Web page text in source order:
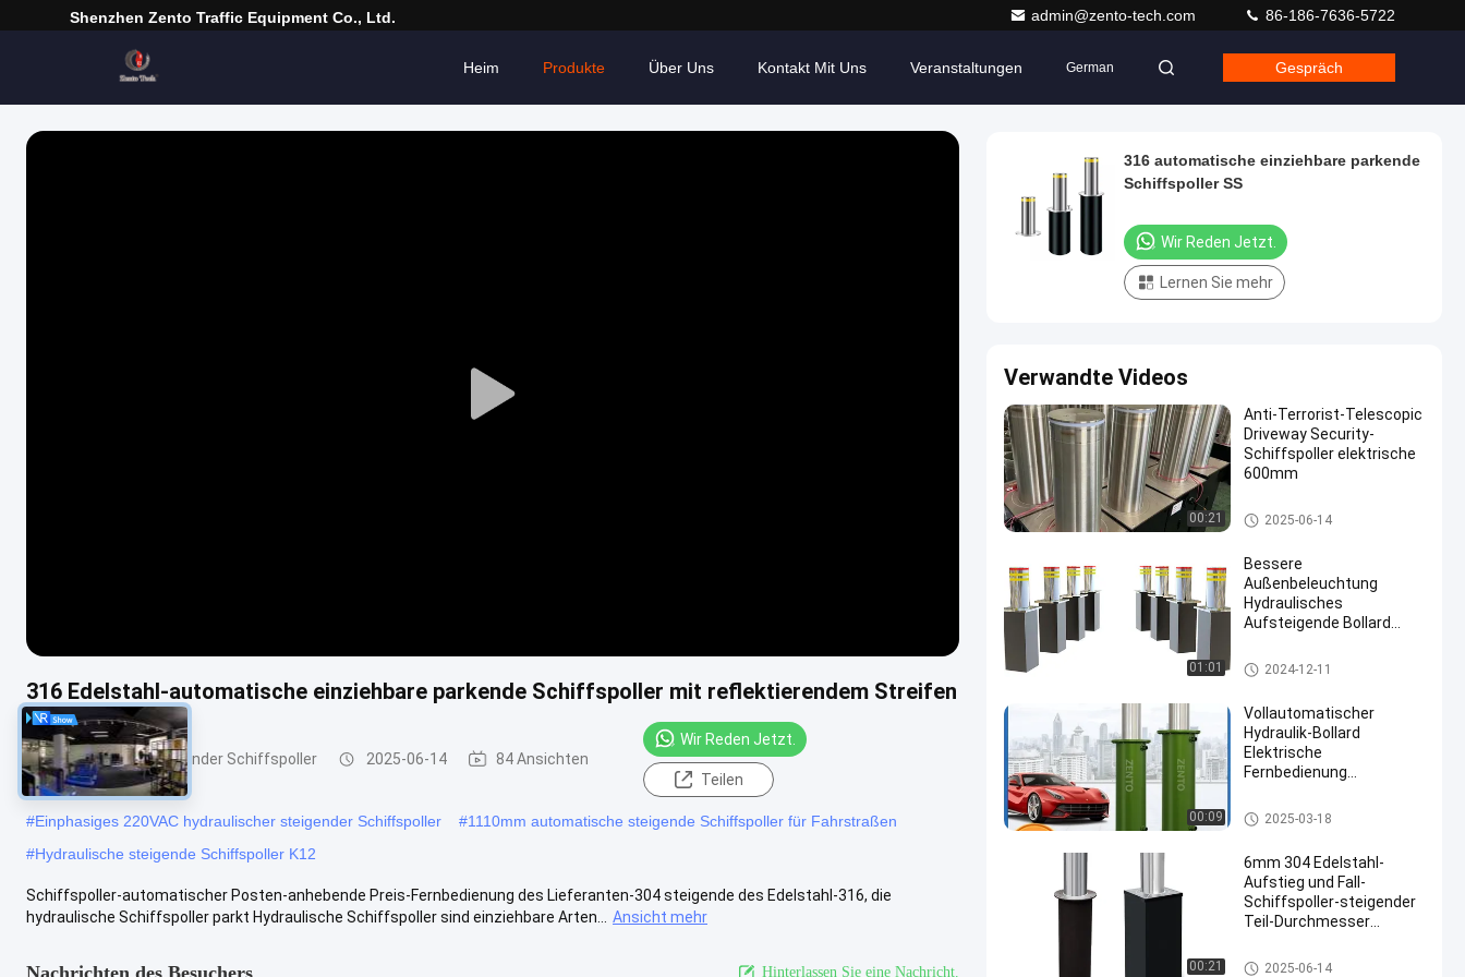
Shenzhen Zento Traffic Equipment Co., Ltd. admin@zento-tech.com 86-186-7636-5722
Heim Produkte Über Uns Kontakt Mit Uns Veranstaltungen German Gespräch
Play
316 Edelstahl-automatische einziehbare parkende Schiffspoller mit reflektierendem Streifen
Hydraulischer steigender Schiffspoller 2025-06-14 84 Ansichten
Wir Reden Jetzt.
Teilen
#Einphasiges 220VAC hydraulischer steigender Schiffspoller #1110mm automatische steigende Schiffspoller für Fahrstraßen
#Hydraulische steigende Schiffspoller K12
Schiffspoller-automatischer Posten-anhebende Preis-Fernbedienung des Lieferanten-304 steigende des Edelstahl-316, die
hydraulische Schiffspoller parkt Hydraulische Schiffspoller sind einziehbare Arten...
Ansicht mehr
Nachrichten des Besuchers Hinterlassen Sie eine Nachricht.
316 automatische einziehbare parkende
Schiffspoller SS
Wir Reden Jetzt.
Lernen Sie mehr
Verwandte Videos
00:21
Anti-Terrorist-Telescopic
Driveway Security-
Schiffspoller elektrische
600mm
Hydraulischer steigender Schif
fspoller
2025-06-14
01:01
Bessere
Außenbeleuchtung
Hydraulisches
Aufsteigende Bollard
Klassiker Modernes
Bollard Mit Led
Hydraulischer steigender Schif
fspoller
2024-12-11
00:09
Vollautomatischer
Hydraulik-Bollard
Elektrische
Fernbedienung
Kollisions Isolierung Pile
Warnung Bollard Pile
Hydraulischer steigender Schif
fspoller
2025-03-18
00:21
6mm 304 Edelstahl-
Aufstieg und Fall-
Schiffspoller-steigender
Teil-Durchmesser
Hydraulischer steigender Schif
2025-06-14